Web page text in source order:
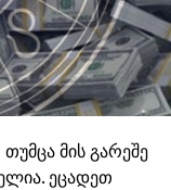
მის გარეშე
ეცადეთ